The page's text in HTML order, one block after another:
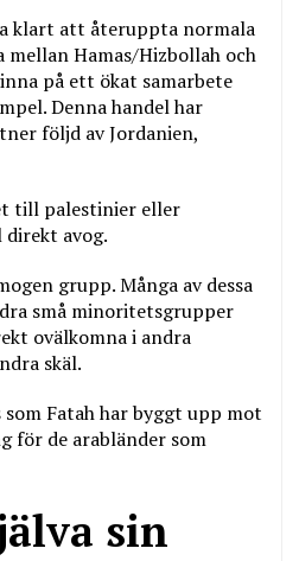
klart att återuppta normala
Hamas/Hizbollah och
på ett ökat samarbete
Denna handel har
följd av Jordanien,
till palestinier eller
avog.
grupp. Många av dessa
små minoritetsgrupper
ovälkomna i andra
skäl.
Fatah har byggt upp mot
för de arabländer som
sin